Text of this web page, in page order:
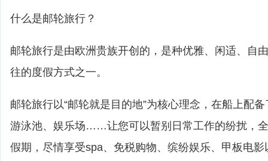
什么是邮轮旅行？
邮轮旅行是由欧洲贵族开创的，是种优雅、闲适、自
往的度假方式之一。
邮轮旅行以“邮轮就是目的地”为核心理念，在船上配
游泳池、娱乐场……让您可以暂别日常工作的纷扰，
假期，尽情享受spa、免税购物、缤纷娱乐、甲板电